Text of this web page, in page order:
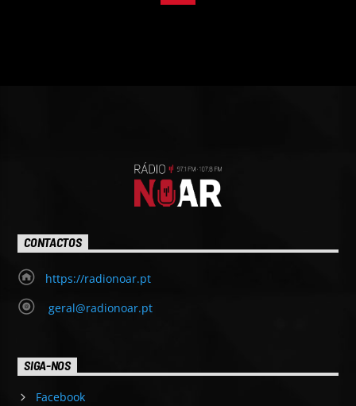
CONTACTOS
https://radionoar.pt
geral@radionoar.pt
SIGA-NOS
Facebook